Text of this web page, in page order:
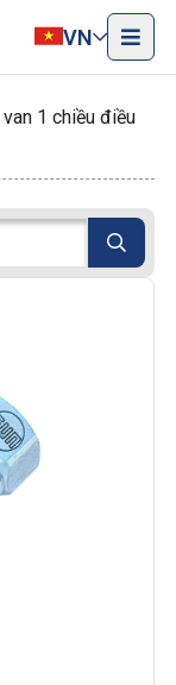
VN
1 chiều điều